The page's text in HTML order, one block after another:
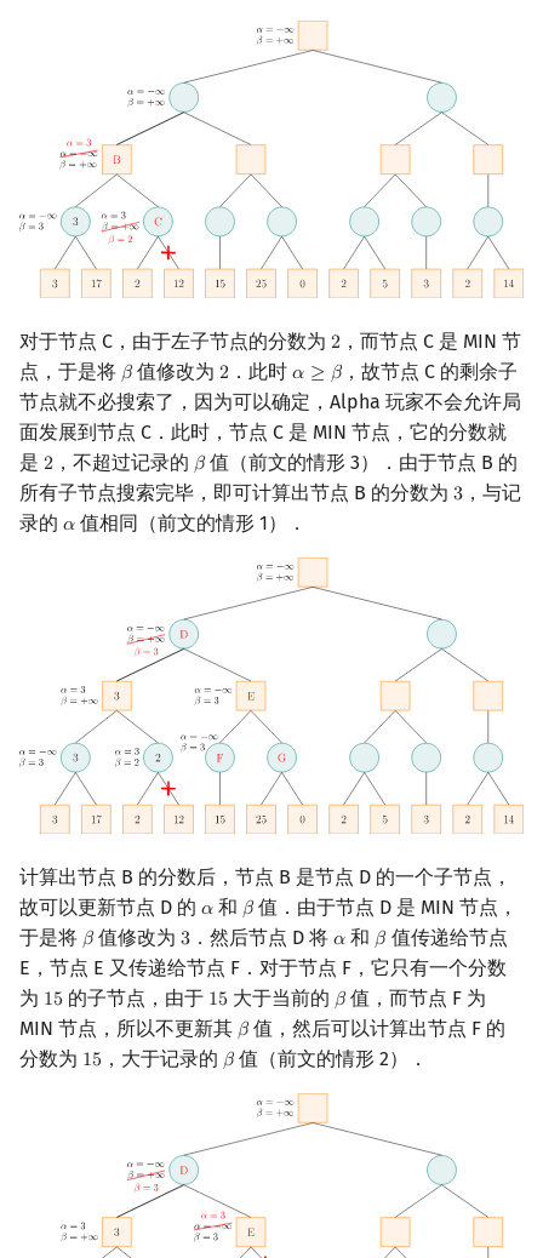
对于节点 C，由于左子节点的分数为 2
2 ，而节点 C 是 MIN 节
点，于是将 𝛽
β 值修改为 2
2 ．此时𝛼 ≥ 𝛽
α≥β
，故节点 C 的剩余子
节点就不必搜索了，因为可以确定，Alpha 玩家不会允许局
面发展到节点 C．此时，节点 C 是 MIN 节点，它的分数就
是 2
2 ，不超过记录的 𝛽
β 值（前文的情形 3）．由于节点 B 的
所有子节点搜索完毕，即可计算出节点 B 的分数为 3
3 ，与记
录的 𝛼
α 值相同（前文的情形 1）．
计算出节点 B 的分数后，节点 B 是节点 D 的一个子节点，
故可以更新节点 D 的 𝛼
α 和 𝛽
β 值．由于节点 D 是 MIN 节点，
于是将 𝛽
β 值修改为3
3 ．然后节点 D 将𝛼
α 和 𝛽
β 值传递给节点
E，节点 E 又传递给节点 F．对于节点 F，它只有一个分数
为 15
15 的子节点，由于 15
15 大于当前的 𝛽
β 值，而节点 F 为
MIN 节点，所以不更新其 𝛽
β 值，然后可以计算出节点 F 的
分数为 15
15 ，大于记录的 𝛽
β 值（前文的情形 2）．